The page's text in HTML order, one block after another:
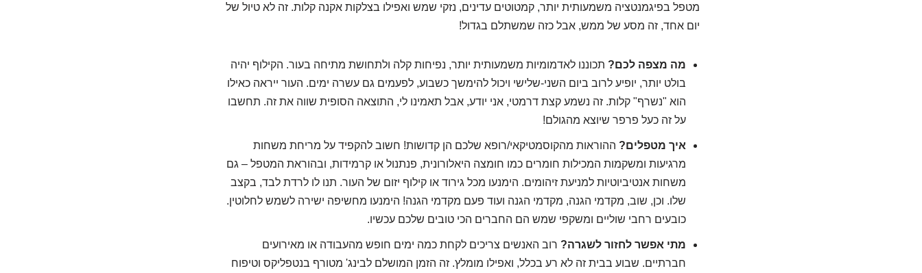
מטפל בפיגמנטציה משמעותית יותר, קמטוטים עדינים, נזקי שמש ואפילו בצלקות אקנה קלות. זה לא טיול של
יום אחד, זה מסע של ממש, אבל כזה שמשתלם בגדול!
מה מצפה לכם? תכוננו לאדמומיות משמעותית יותר, נפיחות קלה ולתחושת מתיחה בעור. הקילוף יהיה
בולט יותר, יופיע לרוב ביום השני-שלישי ויכול להימשך כשבוע, לפעמים גם עשרה ימים. העור ייראה כאילו
הוא "נשרף" קלות. זה נשמע קצת דרמטי, אני יודע, אבל תאמינו לי, התוצאה הסופית שווה את זה. תחשבו
על זה כעל פרפר שיוצא מהגולם!
איך מטפלים? ההוראות מהקוסמטיקאי/רופא שלכם הן קדושות! חשוב להקפיד על מריחת משחות
מרגיעות ומשקמות המכילות חומרים כמו חומצה היאלורונית, פנתנול או קרמידות, ובהוראת המטפל – גם
משחות אנטיביוטיות למניעת זיהומים. הימנעו מכל גירוד או קילוף יזום של העור. תנו לו לרדת לבד, בקצב
שלו. וכן, שוב, מקדמי הגנה, מקדמי הגנה ועוד פעם מקדמי הגנה! הימנעו מחשיפה ישירה לשמש לחלוטין.
כובעים רחבי שוליים ומשקפי שמש הם החברים הכי טובים שלכם עכשיו.
מתי אפשר לחזור לשגרה? רוב האנשים צריכים לקחת כמה ימים חופש מהעבודה או מאירועים
חברתיים. שבוע בבית זה לא רע בכלל, ואפילו מומלץ. זה הזמן המושלם לבינג' מטורף בנטפליקס וטיפוח